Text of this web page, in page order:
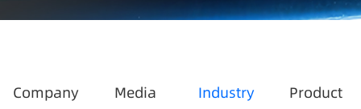
Company
Media
Industry
Product